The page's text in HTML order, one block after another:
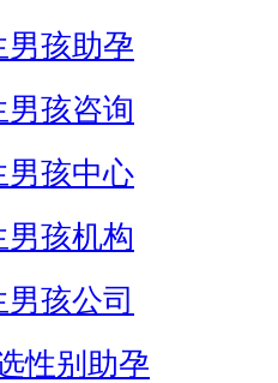
男孩助孕
孩咨询
男孩中心
孩机构
孩公司
性别助孕